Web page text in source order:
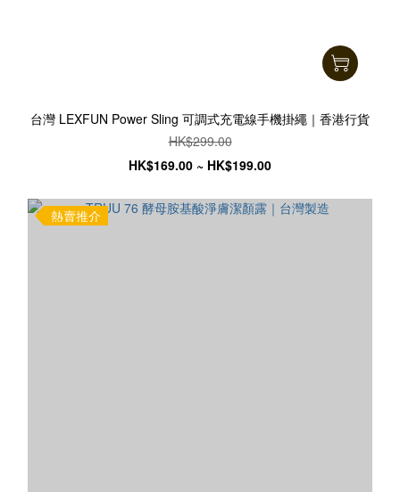
台灣 LEXFUN Power Sling 可調式充電線手機掛繩｜香港行貨
HK$299.00
HK$169.00 ~ HK$199.00
熱賣推介